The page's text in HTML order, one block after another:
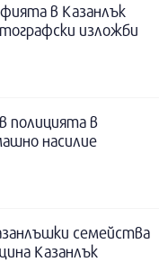
в Казанлък
изложби
полицията в
насилие
семейства
Казанлък